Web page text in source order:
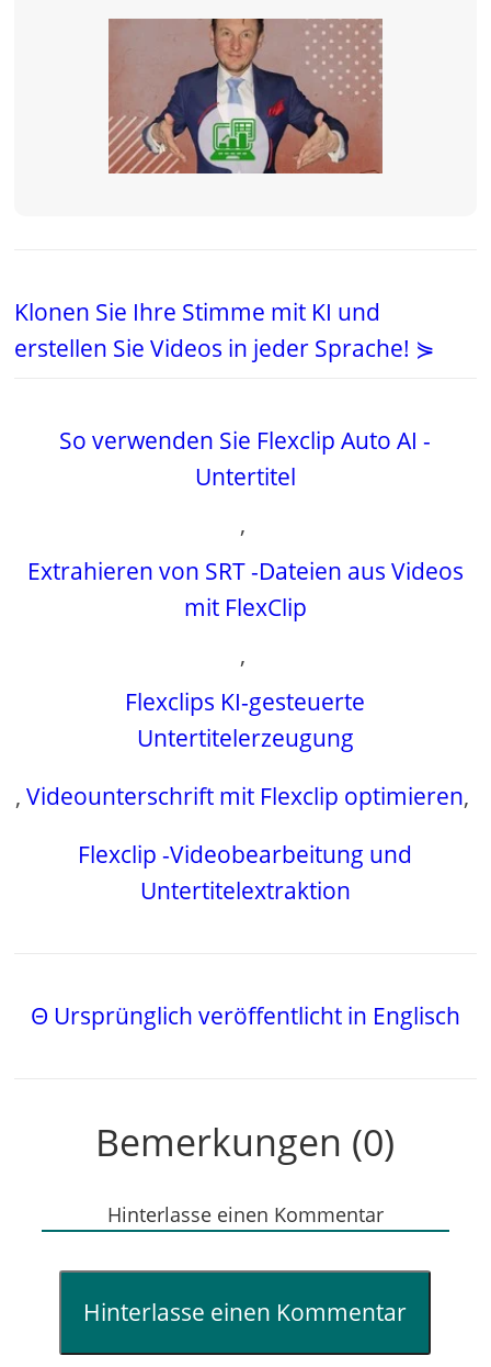
Klonen Sie Ihre Stimme mit KI und
erstellen Sie Videos in jeder Sprache! ⋟
So verwenden Sie Flexclip Auto AI -
Untertitel
,
Extrahieren von SRT -Dateien aus Videos
mit FlexClip
,
Flexclips KI-gesteuerte
Untertitelerzeugung
,Videounterschrift mit Flexclip optimieren,
Flexclip -Videobearbeitung und
Untertitelextraktion
Θ Ursprünglich veröffentlicht in Englisch
Bemerkungen (0)
Hinterlasse einen Kommentar
Hinterlasse einen Kommentar